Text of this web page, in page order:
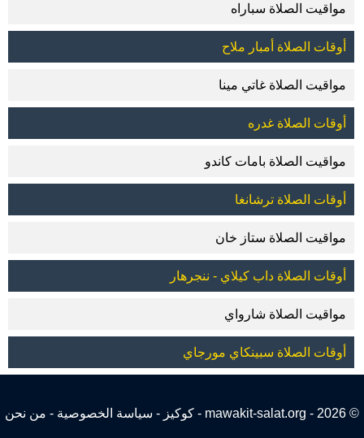
مواقيت الصلاة سباراه
أوقات الصلاة أمبار ملاح
مواقيت الصلاة غاتي مينا
أوقات الصلاة غدره
مواقيت الصلاة بامات كاندو
أوقات الصلاة ترشانغا
مواقيت الصلاة ستاز خان
أوقات الصلاة داب كيلاي - ننجرهار
مواقيت الصلاة شارواي
أوقات الصلاة سبينكاي مورجاي
© 2026 - mawakit-salat.org - كوكيز - سياسة الخصوصية - من نحن